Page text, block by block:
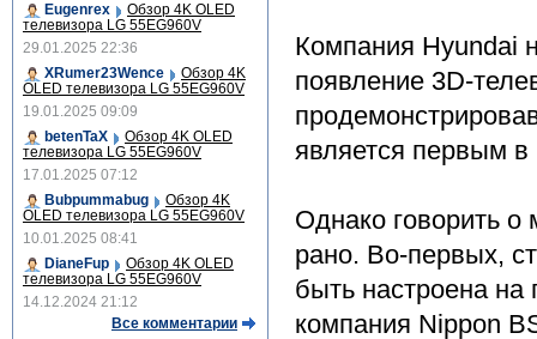
Компания Hyundai
появление 3D-
является первым в
Однако говорить о
рано. Во-первых,
быть настроена на
компания Nippon
Eugenrex
Обзор 4K OLED
телевизора LG 55EG960V
29.01.2025 22:36
XRumer23Wence
Обзор 4K
OLED телевизора LG 55EG960V
19.01.2025 09:09
betenTaX
Обзор 4K OLED
телевизора LG 55EG960V
17.01.2025 07:12
Bubpummabug
Обзор 4K
OLED телевизора LG 55EG960V
10.01.2025 08:41
DianeFup
Обзор 4K OLED
телевизора LG 55EG960V
14.12.2024 21:12
Все комментарии